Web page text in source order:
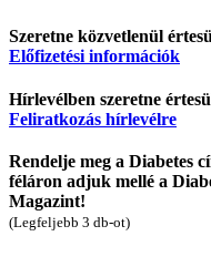
Szeretne közvetlenül
Előfizetési információk
Hírlevélben szeretne
Feliratkozás hírlevélre
Rendelje meg a Diabetes
féláron adjuk mellé a
Magazint!
(Legfeljebb 3 db-ot)